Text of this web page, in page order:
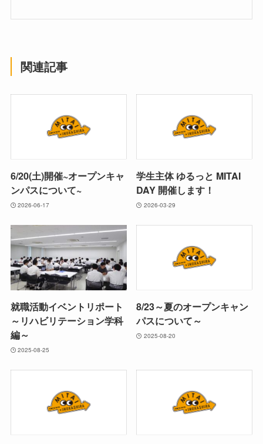
関連記事
6/20(土)開催~オープンキャ
ンパスについて~
2026-06-17
学生主体 ゆるっと MITAI
DAY 開催します！
2026-03-29
就職活動イベントリポート
～リハビリテーション学科
編～
2025-08-25
8/23～夏のオープンキャン
パスについて～
2025-08-20